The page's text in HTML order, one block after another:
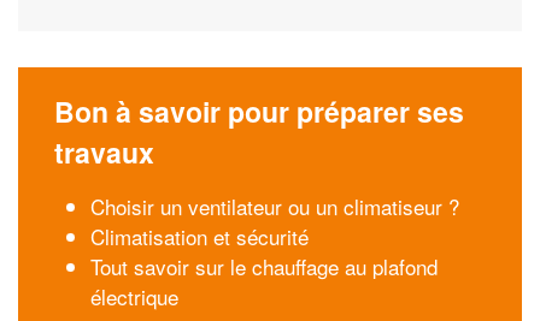
Bon à savoir pour préparer ses
travaux
Choisir un ventilateur ou un climatiseur ?
Climatisation et sécurité
Tout savoir sur le chauffage au plafond
électrique